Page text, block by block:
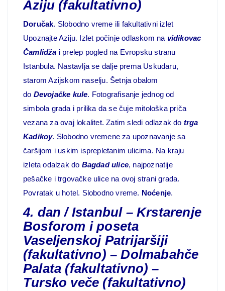
Aziju (fakultativno)
Doručak. Slobodno vreme ili fakultativni izlet
Upoznajte Aziju. Izlet počinje odlaskom na vidikovac
Čamlidža i prelep pogled na Evropsku stranu
Istanbula. Nastavlja se dalje prema Uskudaru,
starom Azijskom naselju. Šetnja obalom
do Devojačke kule. Fotografisanje jednog od
simbola grada i prilika da se čuje mitološka priča
vezana za ovaj lokalitet. Zatim sledi odlazak do trga
Kadikoy. Slobodno vremene za upoznavanje sa
čaršijom i uskim isprepletanim ulicima. Na kraju
izleta odalzak do Bagdad ulice, najpoznatije
pešačke i trgovačke ulice na ovoj strani grada.
Povratak u hotel. Slobodno vreme. Noćenje.
4. dan / Istanbul – Krstarenje
Bosforom i poseta
Vaseljenskoj Patrijaršiji
(fakultativno) – Dolmabahče
Palata (fakultativno) –
Tursko veče (fakultativno)